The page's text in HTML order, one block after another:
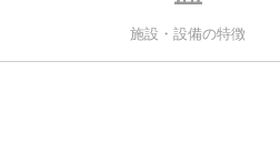
施設・設備の特徴